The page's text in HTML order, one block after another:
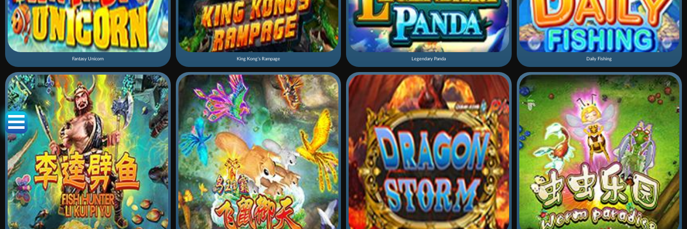
Fantasy Unicorn King Kong’s Rampage Legendary Panda Daily Fishing